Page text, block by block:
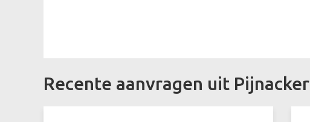
Recente aanvragen uit Pijnacker